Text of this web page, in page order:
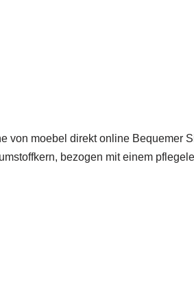
von moebel direkt online Bequemer
bezogen mit einem